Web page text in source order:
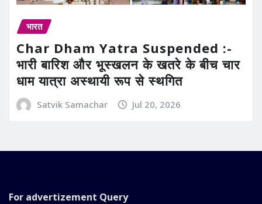
भारत
Char Dham Yatra Suspended :-
भारी बारिश और भूस्खलन के खतरे के बीच चार
धाम यात्रा अस्थायी रूप से स्थगित
Satvik Samachar Jul 20, 2026
For advertizement Query